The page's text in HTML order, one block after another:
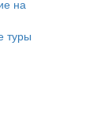
на
туры